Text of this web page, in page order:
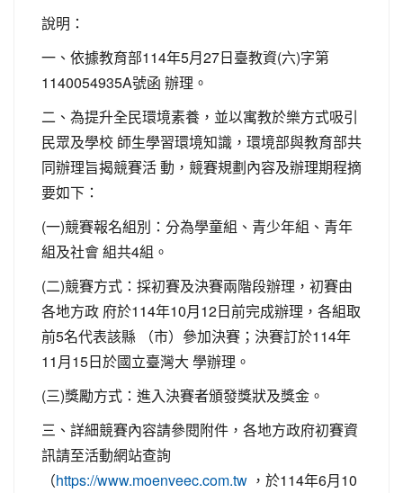
說明：
一、依據教育部114年5月27日臺教資(六)字第
1140054935A號函 辦理。
二、為提升全民環境素養，並以寓教於樂方式吸引
民眾及學校 師生學習環境知識，環境部與教育部共
同辦理旨揭競賽活 動，競賽規劃內容及辦理期程摘
要如下：
(一)競賽報名組別：分為學童組、青少年組、青年
組及社會 組共4組。
(二)競賽方式：採初賽及決賽兩階段辦理，初賽由
各地方政 府於114年10月12日前完成辦理，各組取
前5名代表該縣 （市）參加決賽；決賽訂於114年
11月15日於國立臺灣大 學辦理。
(三)獎勵方式：進入決賽者頒發獎狀及獎金。
三、詳細競賽內容請參閱附件，各地方政府初賽資
訊請至活動網站查詢
（https://www.moenveec.com.tw
，於114年6月10